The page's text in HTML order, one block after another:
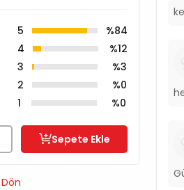
5
%84
4
%12
3
%3
2
%0
1
%0
Sepete Ekle